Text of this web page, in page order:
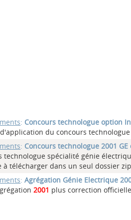
: Concours technologue option
du concours
: Concours technologue 2001
technologue spécialité génie
à télécharger dans un seul dossier
:Agrégation Génie Electrique
2001 plus correction